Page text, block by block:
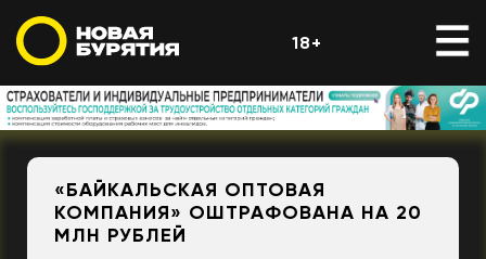
18+
«БАЙКАЛЬСКАЯ ОПТОВАЯ
КОМПАНИЯ» ОШТРАФОВАНА НА 20
МЛН РУБЛЕЙ